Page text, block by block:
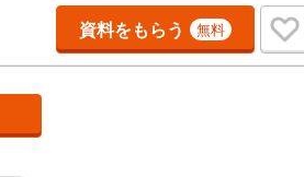
資料をもらう 無料